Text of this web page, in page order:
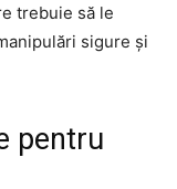
trebuie să le
sigure și
pentru